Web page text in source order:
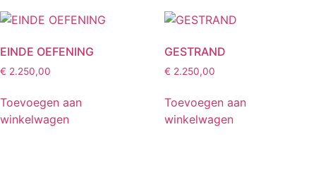
EINDE OEFENING
€ 2.250,00
Toevoegen aan
winkelwagen
GESTRAND
€ 2.250,00
Toevoegen aan
winkelwagen